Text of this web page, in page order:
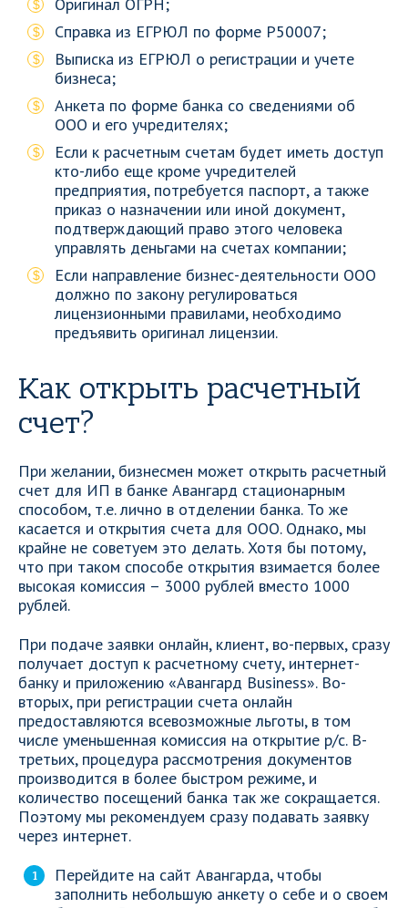
Справка из ЕГРЮЛ по форме Р50007;
Выписка из ЕГРЮЛ о регистрации и учете
бизнеса;
Анкета по форме банка со сведениями об
ООО и его учредителях;
Если к расчетным счетам будет иметь доступ
кто-либо еще кроме учредителей
предприятия, потребуется паспорт, а также
приказ о назначении или иной документ,
подтверждающий право этого человека
управлять деньгами на счетах компании;
Если направление бизнес-деятельности ООО
должно по закону регулироваться
лицензионными правилами, необходимо
предъявить оригинал лицензии.
Как открыть расчетный
счет?
При желании, бизнесмен может открыть расчетный
счет для ИП в банке Авангард стационарным
способом, т.е. лично в отделении банка. То же
касается и открытия счета для ООО. Однако, мы
крайне не советуем это делать. Хотя бы потому,
что при таком способе открытия взимается более
высокая комиссия – 3000 рублей вместо 1000
рублей.
При подаче заявки онлайн, клиент, во-первых, сразу
получает доступ к расчетному счету, интернет-
банку и приложению «Авангард Business». Во-
вторых, при регистрации счета онлайн
предоставляются всевозможные льготы, в том
числе уменьшенная комиссия на открытие р/с. В-
третьих, процедура рассмотрения документов
производится в более быстром режиме, и
количество посещений банка так же сокращается.
Поэтому мы рекомендуем сразу подавать заявку
через интернет.
Перейдите на сайт Авангарда, чтобы
заполнить небольшую анкету о себе и о своем